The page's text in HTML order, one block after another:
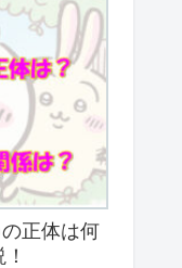
正体は何